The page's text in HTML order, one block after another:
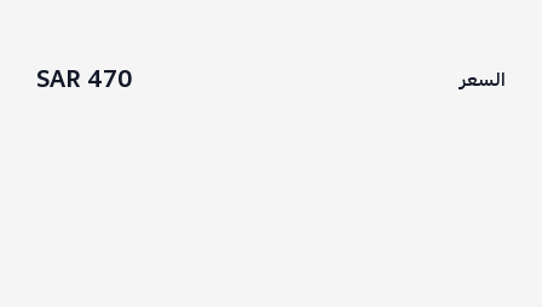
السعر 470 SAR